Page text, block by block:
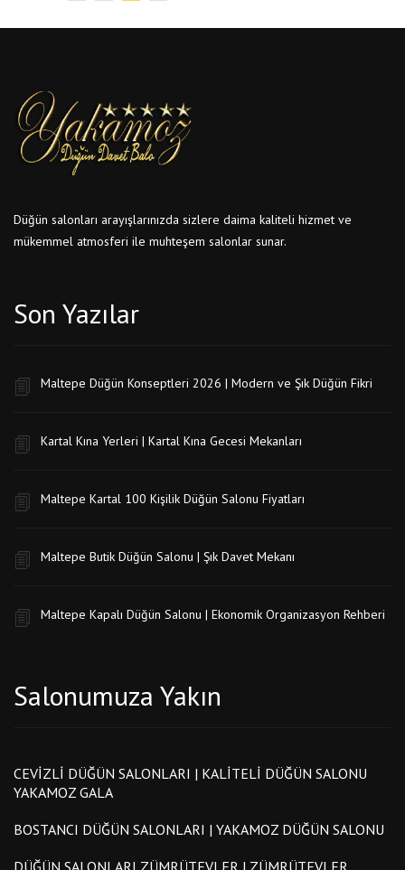
Düğün salonları arayışlarınızda sizlere daima kaliteli hizmet ve
mükemmel atmosferi ile muhteşem salonlar sunar.
Son Yazılar
Maltepe Düğün Konseptleri 2026 | Modern ve Şık Düğün Fikri
Kartal Kına Yerleri | Kartal Kına Gecesi Mekanları
Maltepe Kartal 100 Kişilik Düğün Salonu Fiyatları
Maltepe Butik Düğün Salonu | Şık Davet Mekanı
Maltepe Kapalı Düğün Salonu | Ekonomik Organizasyon Rehberi
Salonumuza Yakın
CEVIZLI DÜĞÜN SALONLARI | KALITELI DÜĞÜN SALONU
YAKAMOZ GALA
BOSTANCI DÜĞÜN SALONLARI | YAKAMOZ DÜĞÜN SALONU
DÜĞÜN SALONLARI ZÜMRÜTEVLER | ZÜMRÜTEVLER